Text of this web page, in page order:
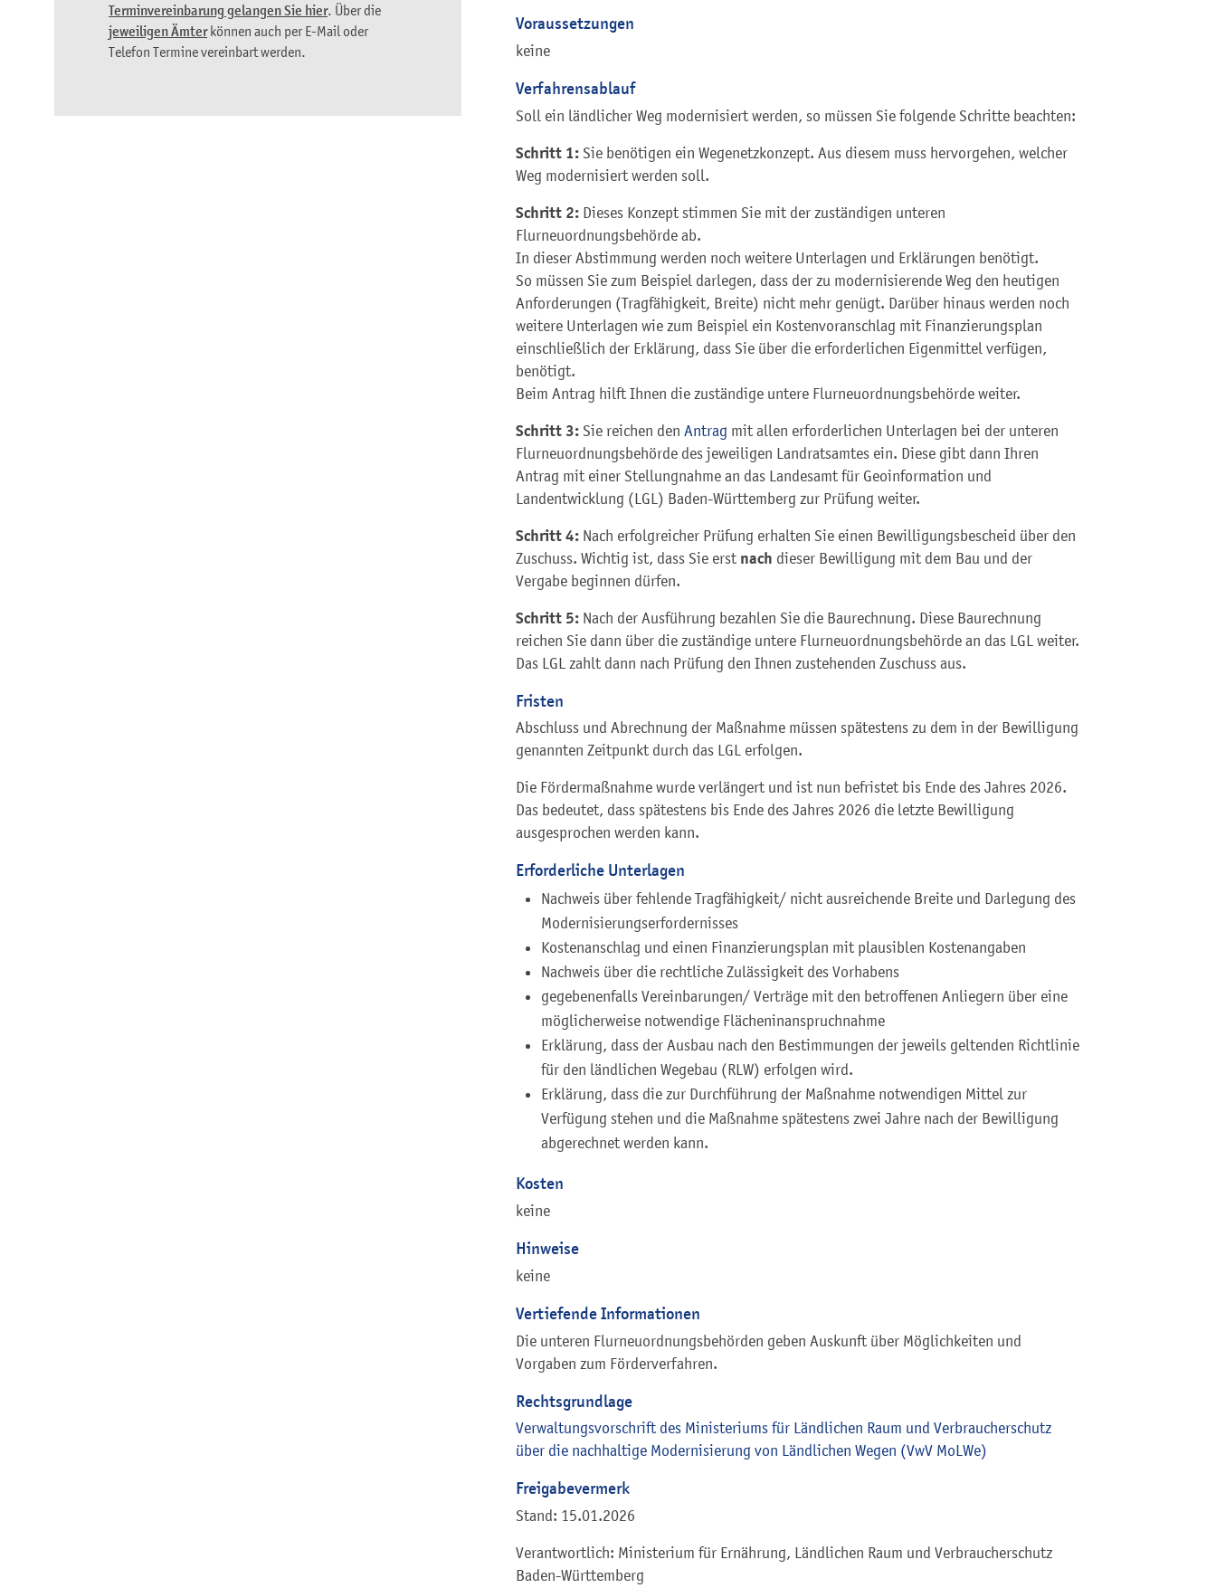
Terminvereinbarung gelangen Sie hier. Über die
jeweiligen Ämterkönnen auch per E-Mail oder
Telefon Termine vereinbart werden.
Voraussetzungen
keine
Verfahrensablauf
Soll ein ländlicher Weg modernisiert werden, so müssen Sie folgende Schritte beachten:
Schritt 1: Sie benötigen ein Wegenetzkonzept. Aus diesem muss hervorgehen, welcher
Weg modernisiert werden soll.
Schritt 2: Dieses Konzept stimmen Sie mit der zuständigen unteren
Flurneuordnungsbehörde ab.
In dieser Abstimmung werden noch weitere Unterlagen und Erklärungen benötigt.
So müssen Sie zum Beispiel darlegen, dass der zu modernisierende Weg den heutigen
Anforderungen (Tragfähigkeit, Breite) nicht mehr genügt. Darüber hinaus werden noch
weitere Unterlagen wie zum Beispiel ein Kostenvoranschlag mit Finanzierungsplan
einschließlich der Erklärung, dass Sie über die erforderlichen Eigenmittel verfügen,
benötigt.
Beim Antrag hilft Ihnen die zuständige untere Flurneuordnungsbehörde weiter.
Schritt 3: Sie reichen den Antrag mit allen erforderlichen Unterlagen bei der unteren
Flurneuordnungsbehörde des jeweiligen Landratsamtes ein. Diese gibt dann Ihren
Antrag mit einer Stellungnahme an das Landesamt für Geoinformation und
Landentwicklung (LGL) Baden-Württemberg zur Prüfung weiter.
Schritt 4: Nach erfolgreicher Prüfung erhalten Sie einen Bewilligungsbescheid über den
Zuschuss. Wichtig ist, dass Sie erst nach dieser Bewilligung mit dem Bau und der
Vergabe beginnen dürfen.
Schritt 5: Nach der Ausführung bezahlen Sie die Baurechnung. Diese Baurechnung
reichen Sie dann über die zuständige untere Flurneuordnungsbehörde an das LGL weiter.
Das LGL zahlt dann nach Prüfung den Ihnen zustehenden Zuschuss aus.
Fristen
Abschluss und Abrechnung der Maßnahme müssen spätestens zu dem in der Bewilligung
genannten Zeitpunkt durch das LGL erfolgen.
Die Fördermaßnahme wurde verlängert und ist nun befristet bis Ende des Jahres 2026.
Das bedeutet, dass spätestens bis Ende des Jahres 2026 die letzte Bewilligung
ausgesprochen werden kann.
Erforderliche Unterlagen
Nachweis über fehlende Tragfähigkeit/ nicht ausreichende Breite und Darlegung des
Modernisierungserfordernisses
Kostenanschlag und einen Finanzierungsplan mit plausiblen Kostenangaben
Nachweis über die rechtliche Zulässigkeit des Vorhabens
gegebenenfalls Vereinbarungen/ Verträge mit den betroffenen Anliegern über eine
möglicherweise notwendige Flächeninanspruchnahme
Erklärung, dass der Ausbau nach den Bestimmungen der jeweils geltenden Richtlinie
für den ländlichen Wegebau (RLW) erfolgen wird.
Erklärung, dass die zur Durchführung der Maßnahme notwendigen Mittel zur
Verfügung stehen und die Maßnahme spätestens zwei Jahre nach der Bewilligung
abgerechnet werden kann.
Kosten
keine
Hinweise
keine
Vertiefende Informationen
Die unteren Flurneuordnungsbehörden geben Auskunft über Möglichkeiten und
Vorgaben zum Förderverfahren.
Rechtsgrundlage
Verwaltungsvorschrift des Ministeriums für Ländlichen Raum und Verbraucherschutz
über die nachhaltige Modernisierung von Ländlichen Wegen (VwV MoLWe)
Freigabevermerk
Stand: 15.01.2026
Verantwortlich: Ministerium für Ernährung, Ländlichen Raum und Verbraucherschutz
Baden-Württemberg